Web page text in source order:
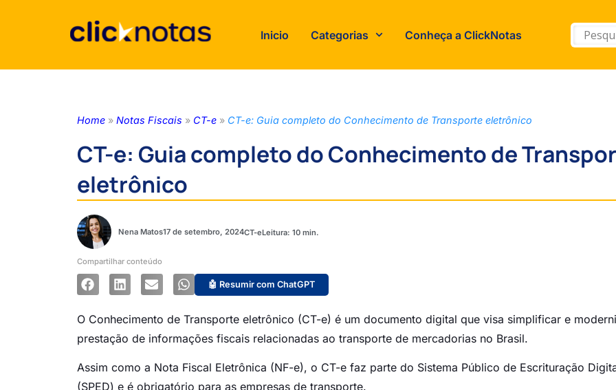
Inicio Categorias Conheça a ClickNotas
Home » Notas Fiscais » CT-e » CT-e: Guia completo do Conhecimento de Transporte eletrônico
CT-e: Guia completo do Conhecimento de
eletrônico
Nena Matos17 de setembro, 2024CT-e
Compartilhar conteúdo
🤖 Resumir com ChatGPT
O Conhecimento de Transporte eletrônico (CT-e) é um documento digital que visa simplificar e
prestação de informações fiscais relacionadas ao transporte de mercadorias no Brasil.
Assim como a Nota Fiscal Eletrônica (NF-e), o CT-e faz parte do Sistema Público de Escrituração
(SPED) e é obrigatório para as empresas de transporte.